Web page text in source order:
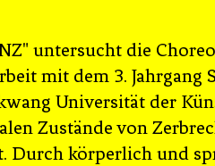
untersucht die
mit dem 3. Jahrgang
Universität der
Zustände von
Durch körperlich und